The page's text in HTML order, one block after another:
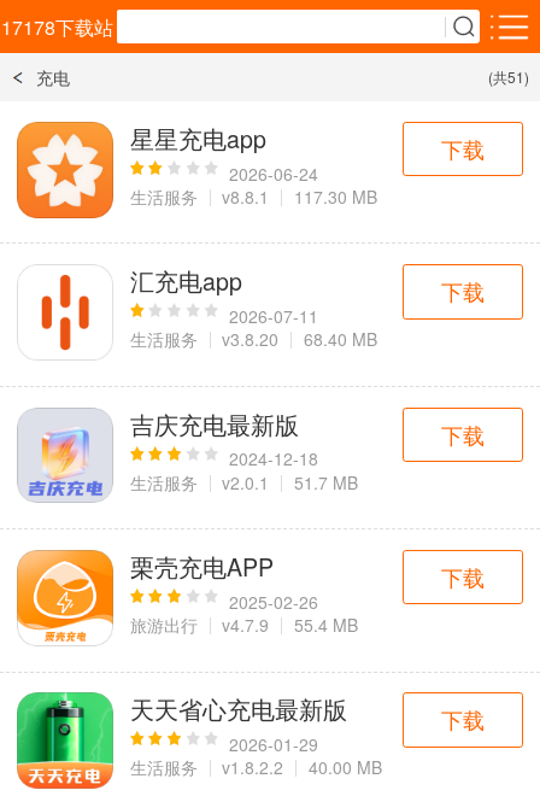
17178下载站
效率办公
5千+款应用
生活服务
1万+款应用
购物比价
2千+款应用
社交通讯
3千+款应用
资讯阅读
3千+款应用
影音播放
3千+款应用
教育学习
拍照美化
金融理财
2百+款应用
实用工具
1万+款应用
运动健康
充电 (共51)
星星充电app
2026-06-24
生活服务
v8.8.1 117.30 MB
下载
汇充电app
2026-07-11
生活服务
v3.8.20 68.40 MB
下载
吉庆充电最新版
2024-12-18
生活服务
v2.0.1 51.7 MB
下载
栗壳充电APP
2025-02-26
旅游出行
v4.7.9 55.4 MB
下载
天天省心充电最新版
2026-01-29
生活服务
v1.8.2.2 40.00 MB
下载